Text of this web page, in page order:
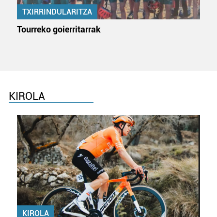
TXIRRINDULARITZA
Tourreko goierritarrak
KIROLA
KIROLA